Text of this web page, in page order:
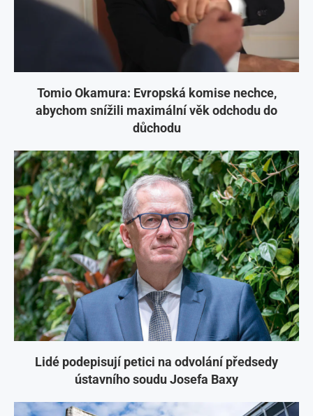
Tomio Okamura: Evropská komise nechce,
abychom snížili maximální věk odchodu do
důchodu
Lidé podepisují petici na odvolání předsedy
ústavního soudu Josefa Baxy